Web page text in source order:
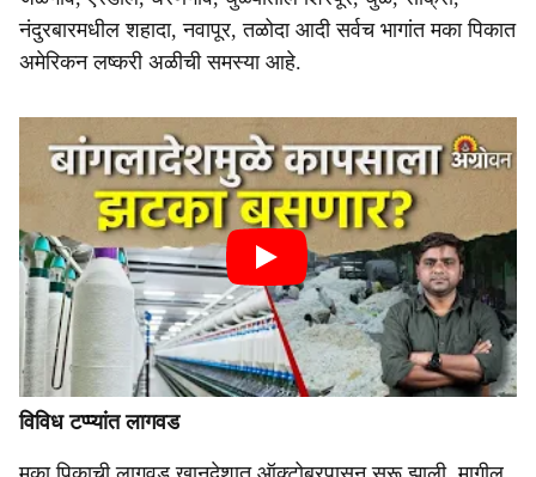
नंदुरबारमधील शहादा, नवापूर, तळोदा आदी सर्वच भागांत मका पिकात
अमेरिकन लष्करी अळीची समस्या आहे.
विविध टप्प्यांत लागवड